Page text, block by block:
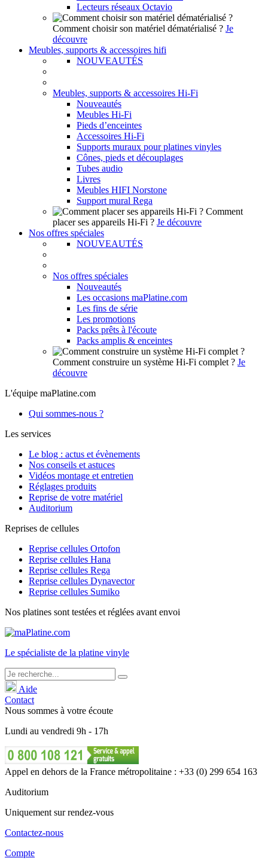
Lecteurs réseaux Octavio
Comment choisir son matériel dématérialisé ? Je
découvre
Meubles, supports & accessoires hifi
NOUVEAUTÉS
Meubles, supports & accessoires Hi-Fi
Nouveautés
Meubles Hi-Fi
Pieds d’enceintes
Accessoires Hi-Fi
Supports muraux pour platines vinyles
Cônes, pieds et découplages
Tubes audio
Livres
Meubles HIFI Norstone
Support mural Rega
Comment
placer ses appareils Hi-Fi ? Je découvre
Nos offres spéciales
NOUVEAUTÉS
Nos offres spéciales
Nouveautés
Les occasions maPlatine.com
Les fins de série
Les promotions
Packs prêts à l'écoute
Packs amplis & enceintes
Comment construire un système Hi-Fi complet ? Je
découvre
L'équipe maPlatine.com
Qui sommes-nous ?
Les services
Le blog : actus et évènements
Nos conseils et astuces
Vidéos montage et entretien
Réglages produits
Reprise de votre matériel
Auditorium
Reprises de cellules
Reprise cellules Ortofon
Reprise cellules Hana
Reprise cellules Rega
Reprise cellules Dynavector
Reprise cellules Sumiko
Nos platines sont testées et réglées avant envoi
Le spécialiste de la platine vinyle
Aide
Contact
Nous sommes à votre écoute
Lundi au vendredi 9h - 17h
Appel en dehors de la France métropolitaine : +33 (0) 299 654 163
Auditorium
Uniquement sur rendez-vous
Contactez-nous
Compte